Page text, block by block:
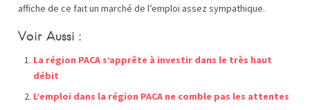
affiche de ce fait un marché de l’emploi assez sympathique.
Voir Aussi :
La région PACA s’apprête à investir dans le très haut
débit
L’emploi dans la région PACA ne comble pas les attentes